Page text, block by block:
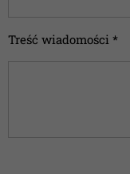
Treść wiadomości *